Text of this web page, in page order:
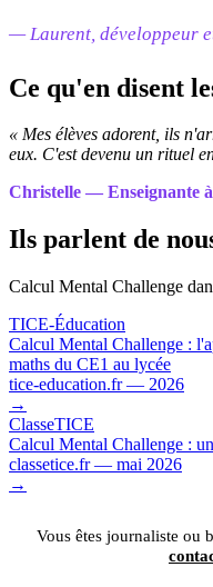
— Laurent, développeur
Ce qu'en disent
« Mes élèves adorent, ils
eux. C'est devenu un rituel
Christelle — Enseignante à
Ils parlent de
Calcul Mental Challenge
TICE-Éducation
Calcul Mental Challenge :
maths du CE1 au lycée
tice-education.fr — 2026
→
ClasseTICE
Calcul Mental Challenge :
classetice.fr — mai 2026
→
Vous êtes journaliste ou